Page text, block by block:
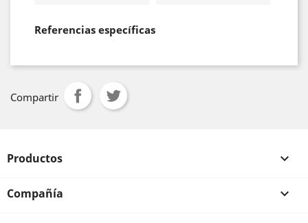
Referencias específicas
Compartir
Productos 
Compañía 